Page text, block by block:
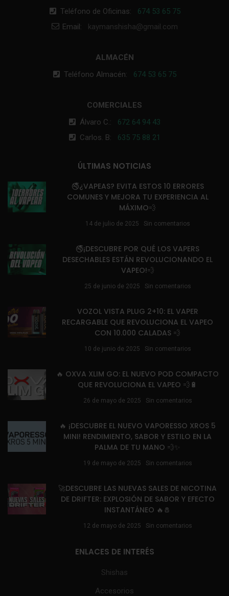
Teléfono de Oficinas: 674 53 65 75
Email: kaymanshisha@gmail.com
ALMACÉN
Teléfono Almacén: 674 53 65 75
COMERCIALES
Álvaro C.: 672 64 94 43
Carlos. B: 635 75 88 21
ÚLTIMAS NOTICIAS
🚭¿VAPEAS? EVITA ESTOS 10 ERRORES
COMUNES Y MEJORA TU EXPERIENCIA AL
MÁXIMO💨
14 de julio de 2025 Sin comentarios
🚭¡DESCUBRE POR QUÉ LOS VAPERS
DESECHABLES ESTÁN REVOLUCIONANDO EL
VAPEO!💨
25 de junio de 2025 Sin comentarios
VOZOL VISTA PLUG 2+10: EL VAPER
RECARGABLE QUE REVOLUCIONA EL VAPEO
CON 10.000 CALADAS 💨
10 de junio de 2025 Sin comentarios
🔥 OXVA XLIM GO: EL NUEVO POD COMPACTO
QUE REVOLUCIONA EL VAPEO 💨🔋
26 de mayo de 2025 Sin comentarios
🔥 ¡DESCUBRE EL NUEVO VAPORESSO XROS 5
MINI! RENDIMIENTO, SABOR Y ESTILO EN LA
PALMA DE TU MANO 💨✨
19 de mayo de 2025 Sin comentarios
🚀DESCUBRE LAS NUEVAS SALES DE NICOTINA
DE DRIFTER: EXPLOSIÓN DE SABOR Y EFECTO
INSTANTÁNEO 🔥🧂
12 de mayo de 2025 Sin comentarios
ENLACES DE INTERÉS
Shishas
Accesorios